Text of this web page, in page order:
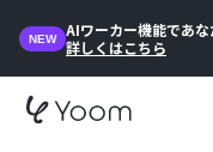
NEW
AIワーカー機能であ
詳しくはこちら